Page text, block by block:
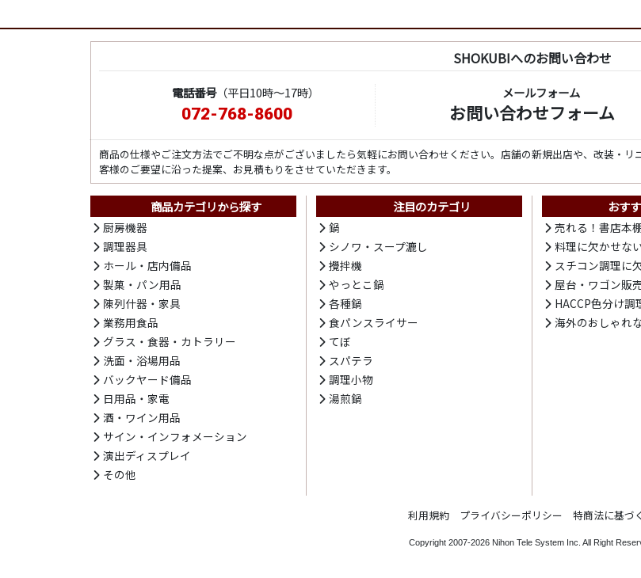
SHOKUBIへのお問い合わせ
電話番号（平日10時～17時）
072-768-8600
メールフォーム
お問い合わせフォーム
商品の仕様やご注文方法でご不明な点がございましたら気軽にお問い合わせください。店舗の新規出店や、改装・
客様のご要望に沿った提案、お見積もりをさせていただきます。
商品カテゴリから探す
厨房機器
調理器具
ホール・店内備品
製菓・パン用品
陳列什器・家具
業務用食品
グラス・食器・カトラリー
洗面・浴場用品
バックヤード備品
日用品・家電
酒・ワイン用品
サイン・インフォメーション
演出ディスプレイ
その他
注目のカテゴリ
鍋
シノワ・スープ漉し
攪拌機
やっとこ鍋
各種鍋
食パンスライサー
てぼ
スパテラ
調理小物
湯煎鍋
おす
売れる！書店本
料理に欠かせな
スチコン調理に
屋台・ワゴン販
HACCP色分け調
海外のおしゃれ
利用規約 プライバシーポリシー 特商法に基づ
Copyright 2007-2026 Nihon Tele System Inc. All Right